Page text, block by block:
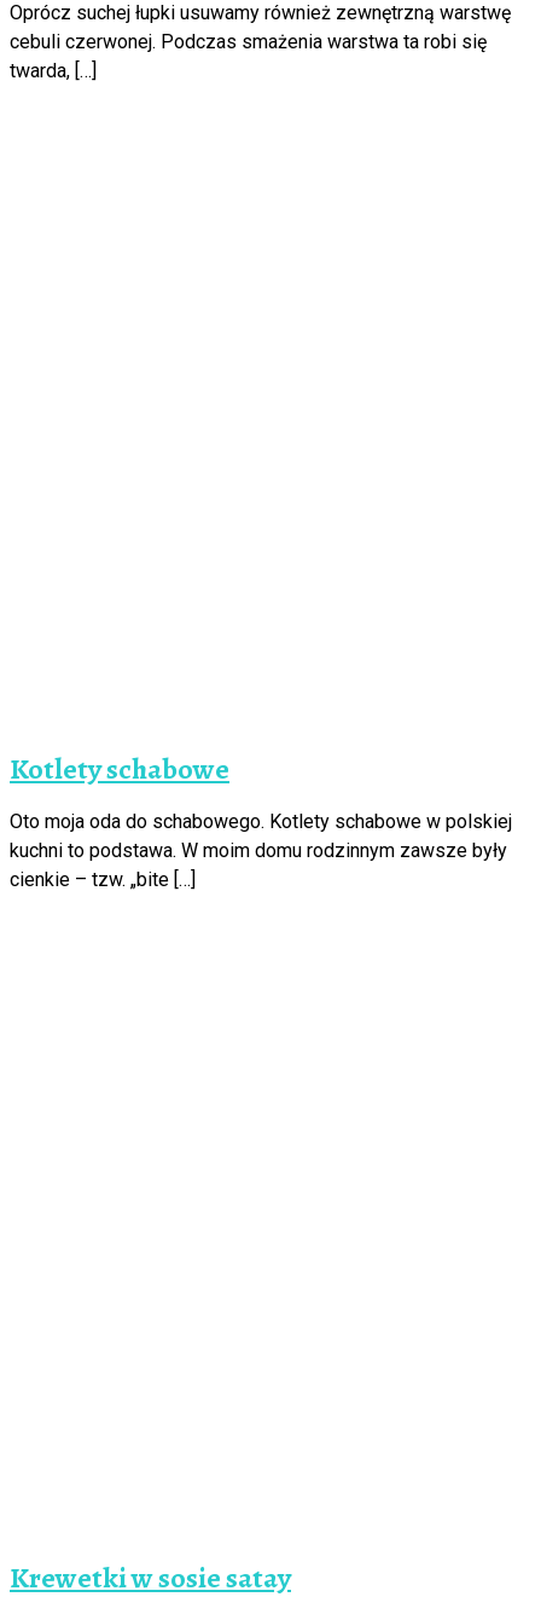
Oprócz suchej łupki usuwamy również zewnętrzną warstwę
cebuli czerwonej. Podczas smażenia warstwa ta robi się
twarda, […]
Kotlety schabowe
Oto moja oda do schabowego. Kotlety schabowe w polskiej
kuchni to podstawa. W moim domu rodzinnym zawsze były
cienkie – tzw. „bite […]
Krewetki w sosie satay